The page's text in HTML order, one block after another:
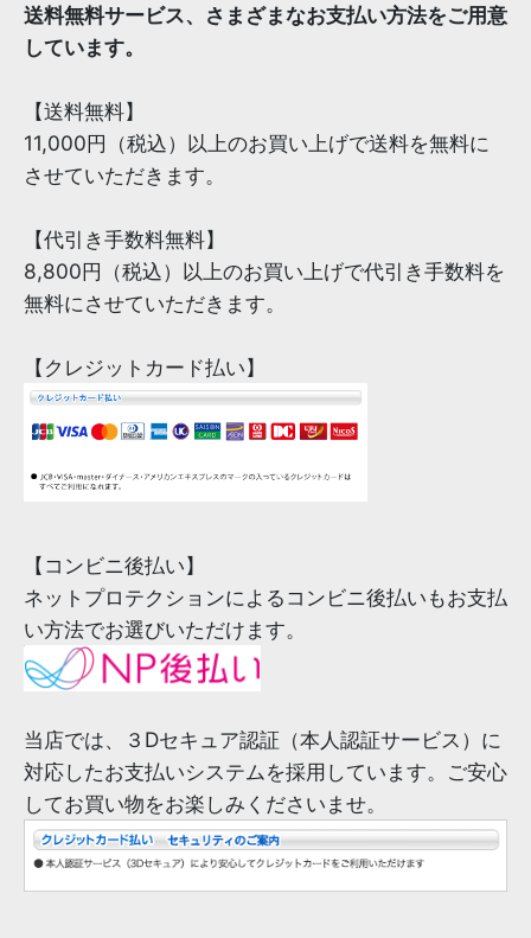
送料無料サービス、さまざまなお支払い方法をご用意
しています。
【送料無料】
11,000円（税込）以上のお買い上げで送料を無料に
させていただきます。
【代引き手数料無料】
8,800円（税込）以上のお買い上げで代引き手数料を
無料にさせていただきます。
【クレジットカード払い】
【コンビニ後払い】
ネットプロテクションによるコンビニ後払いもお支払
い方法でお選びいただけます。
当店では、３Dセキュア認証（本人認証サービス）に
対応したお支払いシステムを採用しています。ご安心
してお買い物をお楽しみくださいませ。